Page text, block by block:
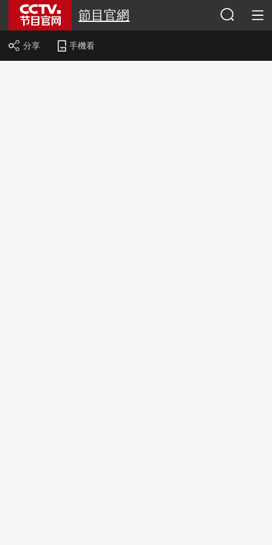
節目官網
分享 手機看